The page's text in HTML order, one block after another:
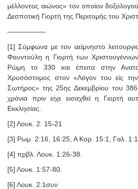
μέλλοντος αιώνος» τον οποίον
Δεσποτική Γιορτή της Περιτομής του
—————–
[1] Σύμφωνα με τον αείμνηστο
Φουντούλη η Γιορτή των
Ρώμη το 330 και έπειτα στην
Χρυσόστομος στον «Λόγον του είς την
Σωτήρος» της 25ης Δεκεμβρίου του
χρόνια πριν είχε εισαχθεί η Γιορτή
Εκκλησίας.
[2] Λουκ. 2: 15-21
[3] Ρωμ. 2:16, 16:25, Α Κορ. 15:1, Γαλ.
[4] πρβλ. Λουκ. 1:26-38.
[5] Λουκ. 1:57-80.
[6] Λουκ. 2:1συν